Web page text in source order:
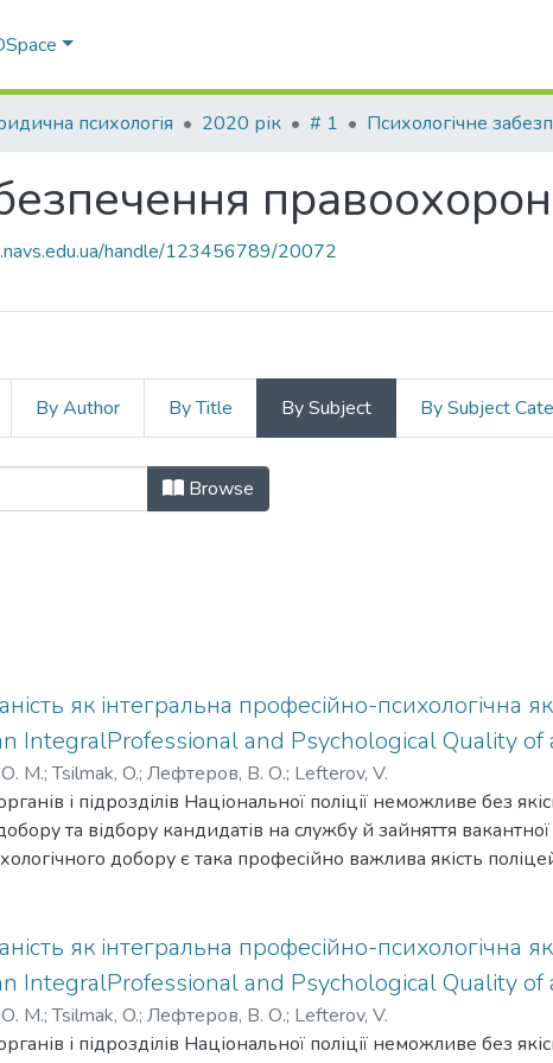
психологія 2020 рік # 1
handle/123456789/20072
By Author By Title By Subject By Subject
правоохоронної
Browse
як інтегральна професійно-психологічна
IntegralProfessional and Psychological Quality of
О. М.;Tsilmak, O.; Лефтеров, В. О.; Lefterov, V.
і підрозділів Національної поліції неможливе без
та відбору кандидатів на службу й зайняття
добору є така професійно важлива якість
поліцейського. Методологія. Унауковому дослідженні
(аналізу, синтезу, індукції, дедукції, наукової абстракції,
класифікації) ізагальнотеоретичних (формалізації,
Наукова новизна:уточнено зміст дефініції
психологічною якістю, яка визначає здатність
як інтегральна професійно-психологічна
IntegralProfessional and Psychological Quality of
О. М.;Tsilmak, O.; Лефтеров, В. О.; Lefterov, V.
і підрозділів Національної поліції неможливе без